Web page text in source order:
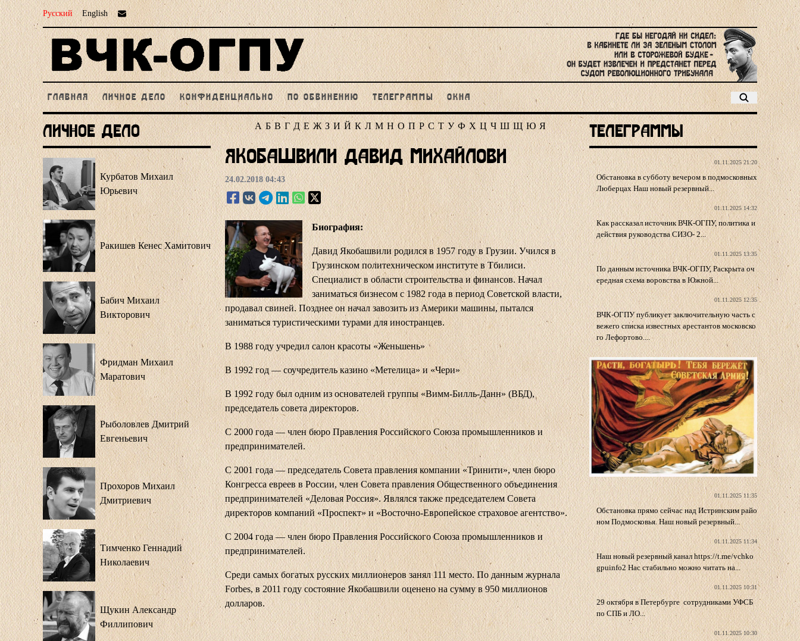
Русский English
ГЛАВНАЯ ЛИЧНОЕ ДЕЛО КОНФИДЕНЦИАЛЬНО ПО ОБВИНЕНИЮ ТЕЛЕГРАММЫ ОКНА
Личное Дело
Курбатов Михаил
Юрьевич
Ракишев Кенес Хамитович
Бабич Михаил
Викторович
Фридман Михаил
Маратович
Рыболовлев Дмитрий
Евгеньевич
Прохоров Михаил
Дмитриевич
Тимченко Геннадий
Николаевич
Щукин Александр
Филлипович
А Б В Г Д Е Ж З И Й К Л М Н О П Р С Т У Ф Х Ц Ч Ш Щ Ю Я
Якобашвили Давид Михайлови
24.02.2018 04:43
Биография:
Давид Якобашвили родился в 1957 году в Грузии. Учился в
Грузинском политехническом институте в Тбилиси.
Специалист в области строительства и финансов. Начал
заниматься бизнесом с 1982 года в период Советской власти,
продавал свиней. Позднее он начал завозить из Америки машины, пытался
заниматься туристическими турами для иностранцев.
В 1988 году учредил салон красоты «Женьшень»
В 1992 год — соучредитель казино «Метелица» и «Чери»
В 1992 году был одним из основателей группы «Вимм-Билль-Данн» (ВБД),
председатель совета директоров.
С 2000 года — член бюро Правления Российского Союза промышленников и
предпринимателей.
С 2001 года — председатель Совета правления компании «Тринити», член бюро
Конгресса евреев в России, член Совета правления Общественного объединения
предпринимателей «Деловая Россия». Являлся также председателем Совета
директоров компаний «Проспект» и «Восточно-Европейское страховое агентство».
С 2004 года — член бюро Правления Российского Союза промышленников и
предпринимателей.
Среди самых богатых русских миллионеров занял 111 место. По данным журнала
Forbes, в 2011 году состояние Якобашвили оценено на сумму в 950 миллионов
долларов.
Телеграммы
01.11.2025 21:20
Обстановка в субботу вечером в подмосковных
Люберцах Наш новый резервный...
01.11.2025 14:32
Как рассказал источник ВЧК-ОГПУ, политика и
действия руководства СИЗО- 2...
01.11.2025 13:35
По данным источника ВЧК-ОГПУ, Раскрыта оч
ередная схема воровства в Южной...
01.11.2025 12:35
ВЧК-ОГПУ публикует заключительную часть с
вежего списка известных арестантов московско
го Лефортово....
01.11.2025 11:35
Обстановка прямо сейчас над Истринским райо
ном Подмосковья. Наш новый резервный...
01.11.2025 11:34
Наш новый резервный канал https://t.me/vchko
gpuinfo2 Нас стабильно можно читать на...
01.11.2025 10:31
29 октября в Петербурге сотрудниками УФСБ
по СПБ и ЛО...
01.11.2025 10:30